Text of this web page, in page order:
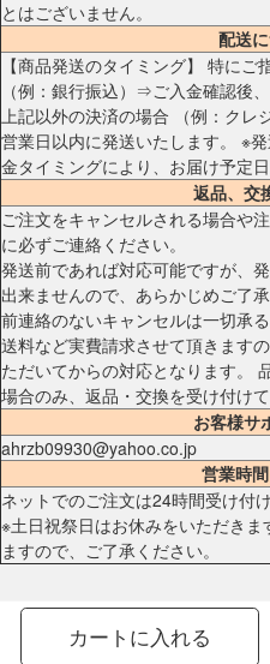
カートに入れる
とはございません。
配送
【商品発送のタイミング】 特に
（例：銀行振込）⇒ご入金確認後
上記以外の決済の場合 （例：ク
営業日以内に発送いたします。 ※
金タイミングにより、お届け予定
返品、交
ご注文をキャンセルされる場合や
に必ずご連絡ください。
発送前であれば対応可能ですが、
出来ませんので、あらかじめご了
前連絡のないキャンセルは一切承
送料など実費請求させて頂きます
ただいてからの対応となります。
場合のみ、返品・交換を受け付けて
お客様サ
ahrzb09930@yahoo.co.jp
営業時
ネットでのご注文は24時間受け付
※土日祝祭日はお休みをいただき
ますので、ご了承ください。